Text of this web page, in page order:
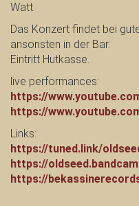
Watt.
Das Konzert findet bei
ansonsten in der Bar.
Eintritt Hutkasse.
live performances:
https://
https://
Links:
https://tuned.link/
https://
https://